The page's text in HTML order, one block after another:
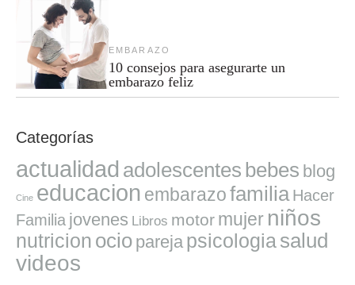
EMBARAZO
10 consejos para asegurarte un
embarazo feliz
Categorías
actualidad adolescentes bebes blog
Cine educacion embarazofamilia Hacer
Familia jovenes Libros motor mujer niños
nutricion ocio pareja psicologiasalud
videos